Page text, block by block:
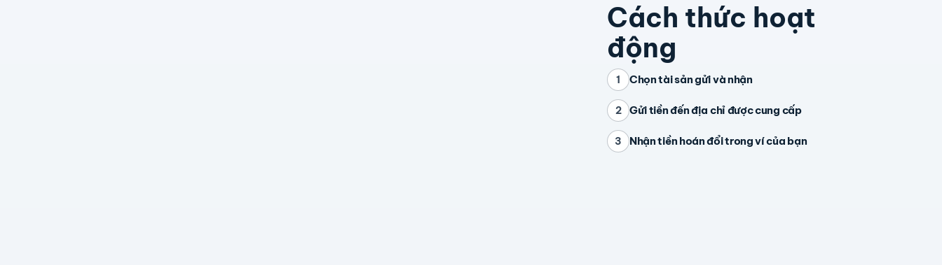
Cách thức hoạt
động
1 Chọn tài sản gửi và nhận
2 Gửi tiền đến địa chỉ được cung cấp
3 Nhận tiền hoán đổi trong ví của bạn